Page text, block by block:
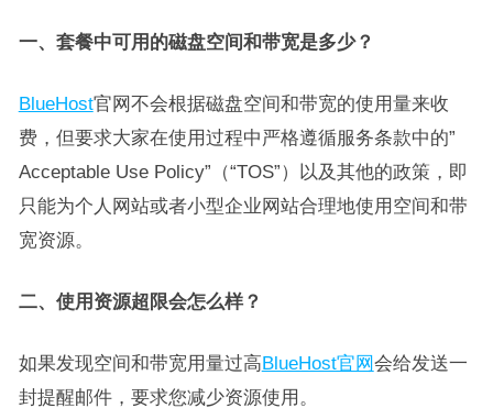
一、套餐中可用的磁盘空间和带宽是多少？
BlueHost官网不会根据磁盘空间和带宽的使用量来收
费，但要求大家在使用过程中严格遵循服务条款中的”
Acceptable Use Policy”（“TOS”）以及其他的政策，即
只能为个人网站或者小型企业网站合理地使用空间和带
宽资源。
二、使用资源超限会怎么样？
如果发现空间和带宽用量过高BlueHost官网会给发送一
封提醒邮件，要求您减少资源使用。